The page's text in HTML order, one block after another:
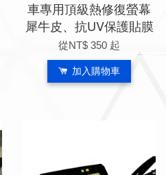
車專用頂級熱修復螢幕
犀牛皮、抗UV保護貼膜
從NT$ 350 起
加入購物車